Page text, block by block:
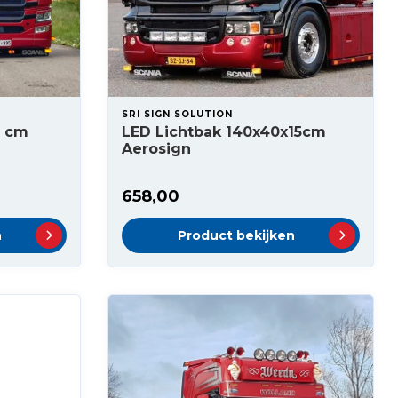
cm
SRI SIGN SOLUTION
LED Lichtbak 140x40x15cm
Aerosign
658,00
Product bekijken